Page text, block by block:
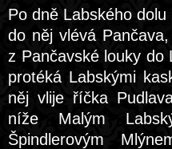
Po dně Labského
do něj vlévá
z Pančavské louky do
protéká Labskými
něj vlije říčka
níže Malým
Špindlerovým